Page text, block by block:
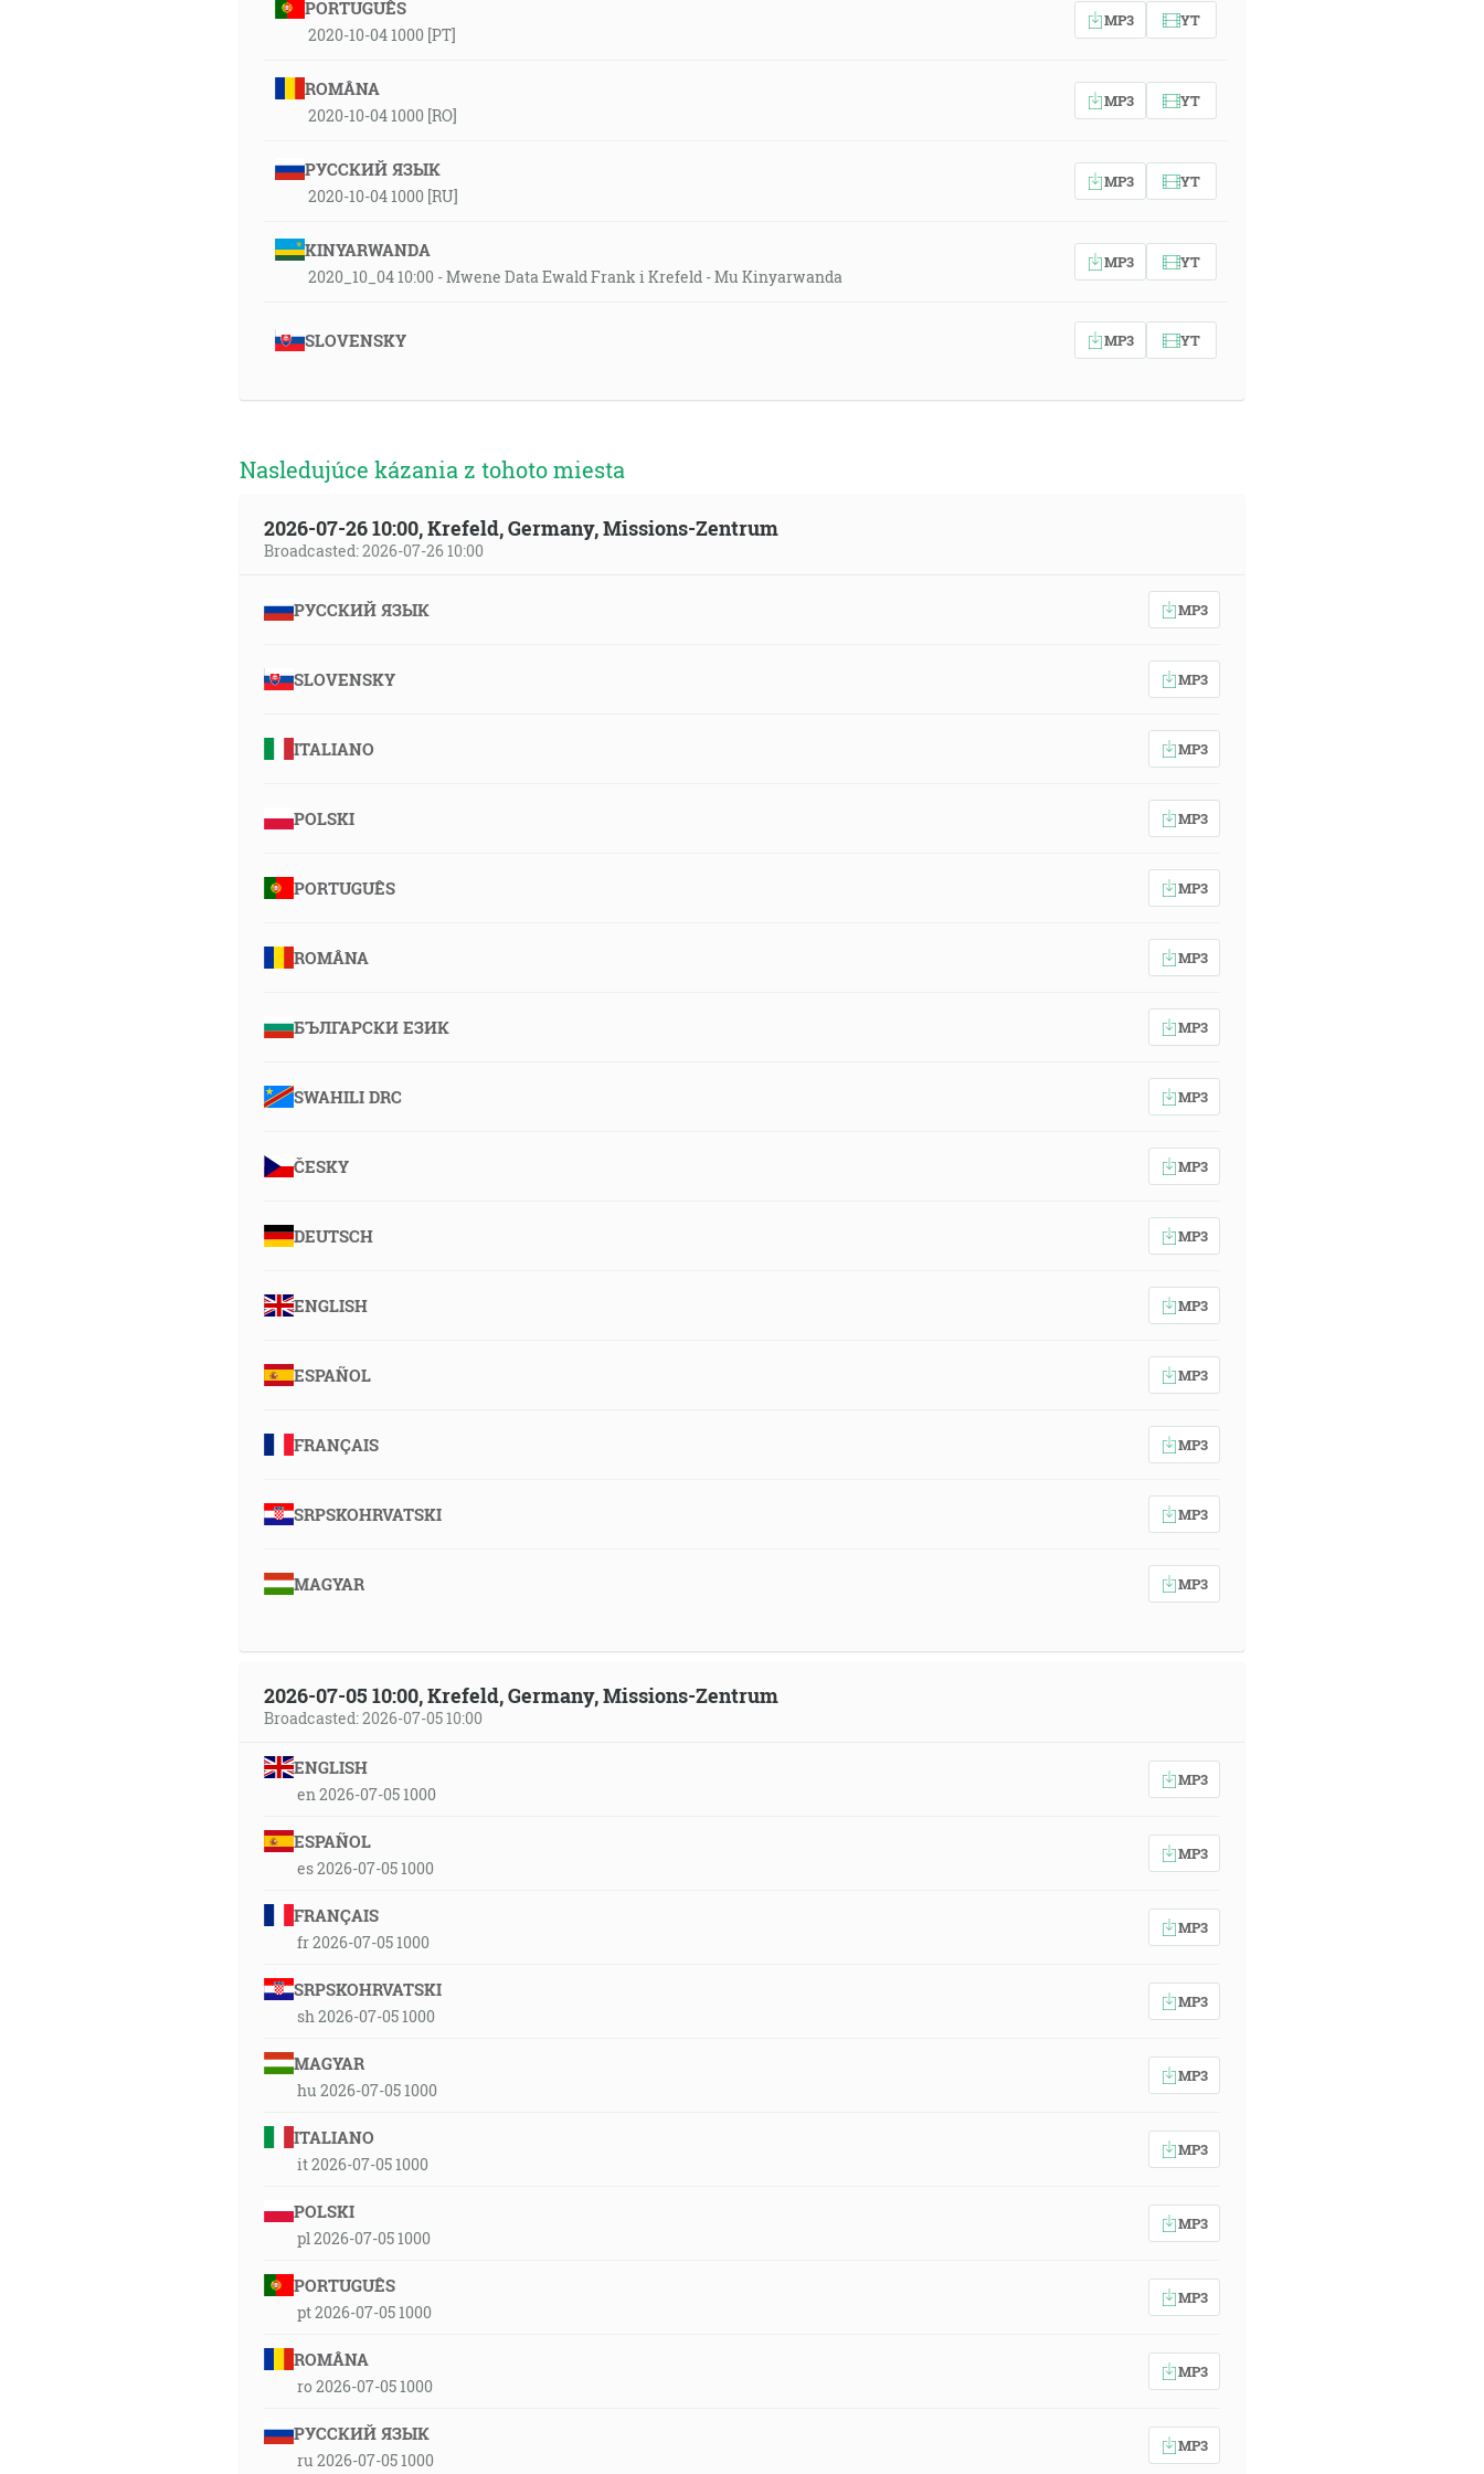
PORTUGUÊS
2020-10-04 1000 [PT]
MP3 YT
ROMÂNA
2020-10-04 1000 [RO]
MP3 YT
РУССКИЙ ЯЗЫК
2020-10-04 1000 [RU]
MP3 YT
KINYARWANDA
2020_10_04 10:00 - Mwene Data Ewald Frank i Krefeld - Mu Kinyarwanda
MP3 YT
SLOVENSKY MP3 YT
Nasledujúce kázania z tohoto miesta
2026-07-26 10:00, Krefeld, Germany, Missions-Zentrum
Broadcasted: 2026-07-26 10:00
РУССКИЙ ЯЗЫК MP3
SLOVENSKY MP3
ITALIANO MP3
POLSKI MP3
PORTUGUÊS MP3
ROMÂNA MP3
БЪЛГАРСКИ ЕЗИК MP3
SWAHILI DRC MP3
ČESKY MP3
DEUTSCH MP3
ENGLISH MP3
ESPAÑOL MP3
FRANÇAIS MP3
SRPSKOHRVATSKI MP3
MAGYAR MP3
2026-07-05 10:00, Krefeld, Germany, Missions-Zentrum
Broadcasted: 2026-07-05 10:00
ENGLISH
en 2026-07-05 1000
MP3
ESPAÑOL
es 2026-07-05 1000
MP3
FRANÇAIS
fr 2026-07-05 1000
MP3
SRPSKOHRVATSKI
sh 2026-07-05 1000
MP3
MAGYAR
hu 2026-07-05 1000
MP3
ITALIANO
it 2026-07-05 1000
MP3
POLSKI
pl 2026-07-05 1000
MP3
PORTUGUÊS
pt 2026-07-05 1000
MP3
ROMÂNA
ro 2026-07-05 1000
MP3
РУССКИЙ ЯЗЫК
ru 2026-07-05 1000
MP3